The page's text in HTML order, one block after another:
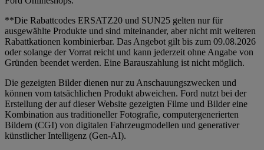
**Die Rabattcodes ERSATZ20 und SUN25 gelten nur für
ausgewählte Produkte und sind miteinander, aber nicht mit weiteren
Rabattkationen kombinierbar. Das Angebot gilt bis zum 09.08.2026
oder solange der Vorrat reicht und kann jederzeit ohne Angabe von
Gründen beendet werden. Eine Barauszahlung ist nicht möglich.
Die gezeigten Bilder dienen nur zu Anschauungszwecken und
können vom tatsächlichen Produkt abweichen. Ford nutzt bei der
Erstellung der auf dieser Website gezeigten Filme und Bilder eine
Kombination aus traditioneller Fotografie, computergenerierten
Bildern (CGI) von digitalen Fahrzeugmodellen und generativer
künstlicher Intelligenz (Gen-AI).